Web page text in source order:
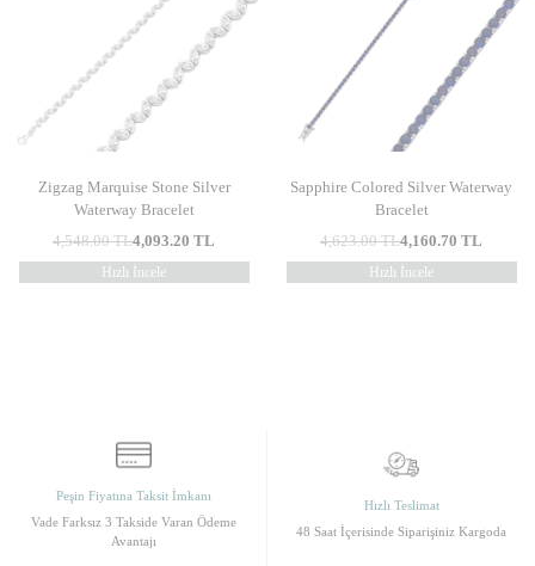
Zigzag Marquise Stone Silver
Waterway Bracelet
4,548.00TL4,093.20 TL
Hızlı İncele
Sapphire Colored Silver Waterway
Bracelet
4,623.00TL4,160.70 TL
Hızlı İncele
Peşin Fiyatına Taksit İmkanı
Vade Farksız 3 Takside Varan Ödeme
Avantajı
Hızlı Teslimat
48 Saat İçerisinde Siparişiniz Kargoda